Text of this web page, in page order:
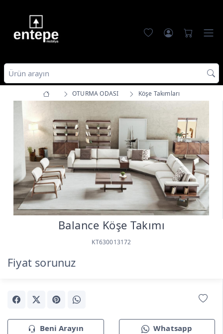
OTURMA ODASI Köşe Takımları
Balance Köşe Takımı
KT630013172
Fiyat sorunuz
Beni Arayın Whatsapp